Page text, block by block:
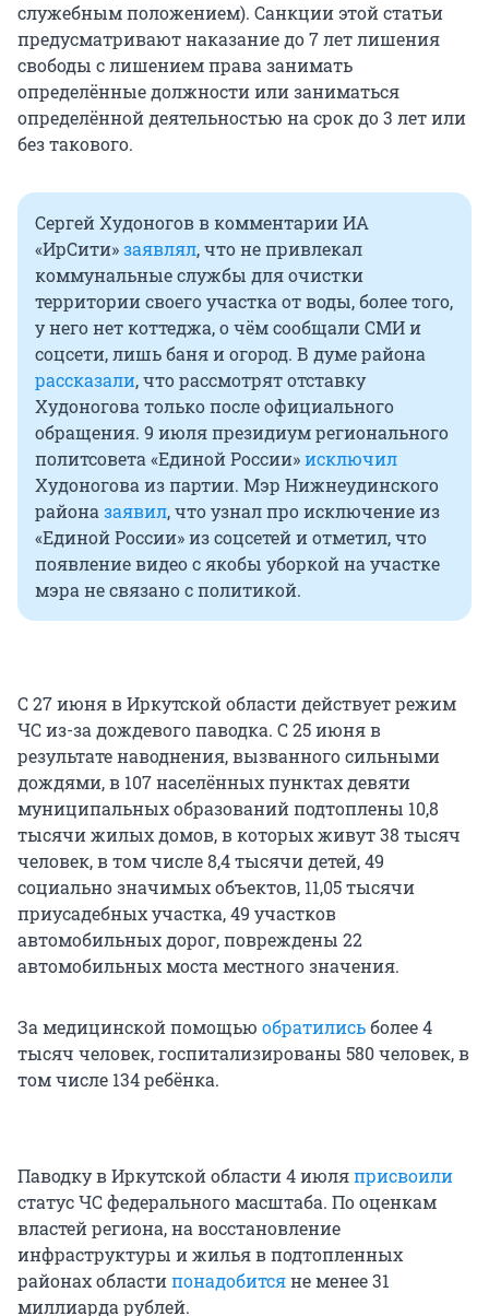
служебным положением). Санкции этой статьи
предусматривают наказание до 7 лет лишения
свободы с лишением права занимать
определённые должности или заниматься
определённой деятельностью на срок до 3 лет или
без такового.
Сергей Худоногов в комментарии ИА
«ИрСити»заявлял, что не привлекал
коммунальные службы для очистки
территории своего участка от воды, более того,
у него нет коттеджа, о чём сообщали СМИ и
соцсети, лишь баня и огород. В думе района
рассказали, что рассмотрят отставку
Худоногова только после официального
обращения. 9 июля президиум регионального
политсовета «Единой России»исключил
Худоногова из партии. Мэр Нижнеудинского
района заявил, что узнал про исключение из
«Единой России» из соцсетей и отметил, что
появление видео с якобы уборкой на участке
мэра не связано с политикой.
С 27 июня в Иркутской области действует режим
ЧС из-за дождевого паводка. С 25 июня в
результате наводнения, вызванного сильными
дождями, в 107 населённых пунктах девяти
муниципальных образований подтоплены 10,8
тысячи жилых домов, в которых живут 38 тысяч
человек, в том числе 8,4 тысячи детей, 49
социально значимых объектов, 11,05 тысячи
приусадебных участка, 49 участков
автомобильных дорог, повреждены 22
автомобильных моста местного значения.
За медицинской помощью обратилисьболее 4
тысяч человек, госпитализированы 580 человек, в
том числе 134 ребёнка.
Паводку в Иркутской области 4 июляприсвоили
статус ЧС федерального масштаба. По оценкам
властей региона, на восстановление
инфраструктуры и жилья в подтопленных
районах областипонадобитсяне менее 31
миллиарда рублей.